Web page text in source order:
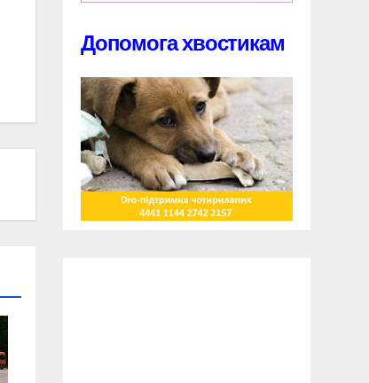
Допомога хвостикам